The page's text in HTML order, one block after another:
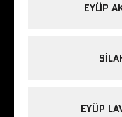
EYÜP
EYÜP